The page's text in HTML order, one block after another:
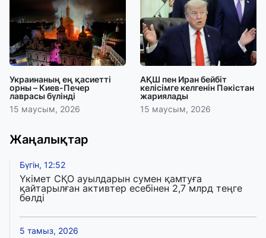
Украинаның ең қасиетті
орны – Киев-Печер
лаврасы бүлінді
15 маусым, 2026
АҚШ пен Иран бейбіт
келісімге келгенін Пәкістан
жариялады
15 маусым, 2026
Жаңалықтар
Бүгін, 12:52
Үкімет СҚО ауылдарын сумен қамтуға
қайтарылған активтер есебінен 2,7 млрд теңге
бөлді
5 тамыз, 2026